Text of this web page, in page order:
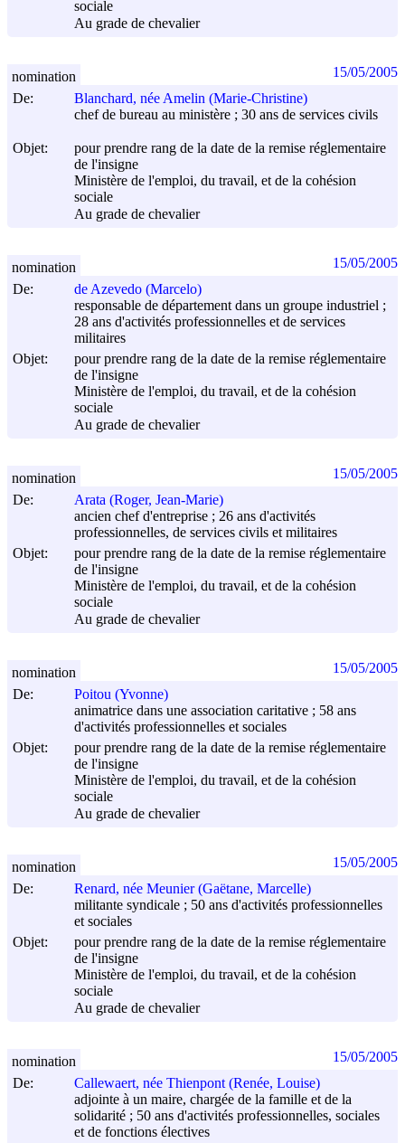
sociale
Au grade de chevalier
De:
Blanchard, née Amelin (Marie-Christine)
chef de bureau au ministère ; 30 ans de services civils
Objet:
pour prendre rang de la date de la remise réglementaire
de l'insigne
Ministère de l'emploi, du travail, et de la cohésion
sociale
Au grade de chevalier
nomination 15/05/2005
De:
de Azevedo (Marcelo)
responsable de département dans un groupe industriel ;
28 ans d'activités professionnelles et de services
militaires
Objet:
pour prendre rang de la date de la remise réglementaire
de l'insigne
Ministère de l'emploi, du travail, et de la cohésion
sociale
Au grade de chevalier
nomination 15/05/2005
De:
Arata (Roger, Jean-Marie)
ancien chef d'entreprise ; 26 ans d'activités
professionnelles, de services civils et militaires
Objet:
pour prendre rang de la date de la remise réglementaire
de l'insigne
Ministère de l'emploi, du travail, et de la cohésion
sociale
Au grade de chevalier
nomination 15/05/2005
De:
Poitou (Yvonne)
animatrice dans une association caritative ; 58 ans
d'activités professionnelles et sociales
Objet:
pour prendre rang de la date de la remise réglementaire
de l'insigne
Ministère de l'emploi, du travail, et de la cohésion
sociale
Au grade de chevalier
nomination 15/05/2005
De:
Renard, née Meunier (Gaëtane, Marcelle)
militante syndicale ; 50 ans d'activités professionnelles
et sociales
Objet:
pour prendre rang de la date de la remise réglementaire
de l'insigne
Ministère de l'emploi, du travail, et de la cohésion
sociale
Au grade de chevalier
nomination 15/05/2005
De:
Callewaert, née Thienpont (Renée, Louise)
adjointe à un maire, chargée de la famille et de la
solidarité ; 50 ans d'activités professionnelles, sociales
et de fonctions électives
nomination 15/05/2005